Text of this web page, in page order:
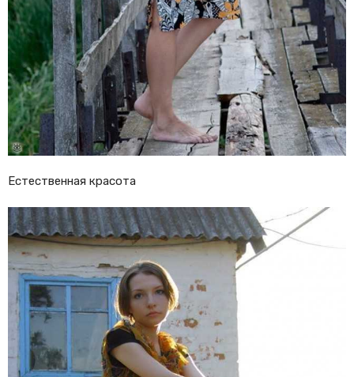
Естественная красота